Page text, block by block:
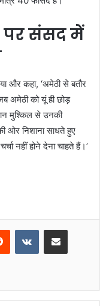
पर संसद में
और कहा, ‘अमेठी से बतौर
अमेठी को यूं ही छोड़
मुश्किल से उनकी
ओर निशाना साधते हुए
नहीं होने देना चाहते हैं।’